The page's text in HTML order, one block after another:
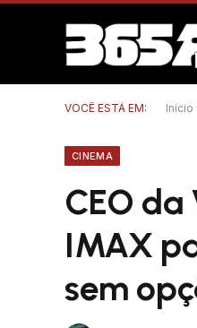
VOCÊ ESTÁ EM: Início
CINEMA
CEO
IMAX
sem